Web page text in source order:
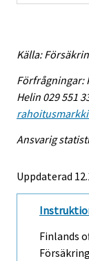
Källa:
Förfrågningar:
Helin 029 551
Ansvarig
Uppdaterad
Finlands